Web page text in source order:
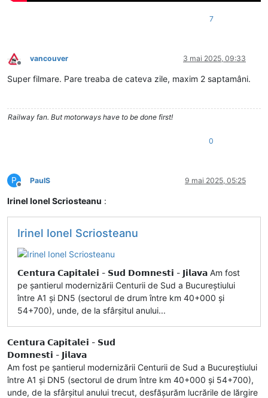
7
Deconectat
vancouver 3 mai 2025, 09:33
Super filmare. Pare treaba de cateva zile, maxim 2 saptamâni.
Railway fan. But motorways have to be done first!
0
P
Deconectat
PaulS 9 mai 2025, 05:25
Irinel Ionel Scriosteanu :
Irinel Ionel Scriosteanu
𝗖𝗲𝗻𝘁𝘂𝗿𝗮 𝗖𝗮𝗽𝗶𝘁𝗮𝗹𝗲𝗶 - 𝗦𝘂𝗱 𝗗𝗼𝗺𝗻𝗲𝘀𝘁𝗶 - 𝗝𝗶𝗹𝗮𝘃𝗮 Am fost
pe șantierul modernizării Centurii de Sud a Bucureștiului
între A1 și DN5 (sectorul de drum între km 40+000 și
54+700), unde, de la sfârșitul anului...
𝗖𝗲𝗻𝘁𝘂𝗿𝗮 𝗖𝗮𝗽𝗶𝘁𝗮𝗹𝗲𝗶 - 𝗦𝘂𝗱
𝗗𝗼𝗺𝗻𝗲𝘀𝘁𝗶 - 𝗝𝗶𝗹𝗮𝘃𝗮
Am fost pe șantierul modernizării Centurii de Sud a Bucureștiului
între A1 și DN5 (sectorul de drum între km 40+000 și 54+700),
unde, de la sfârșitul anului trecut, desfășurăm lucrările de lărgire